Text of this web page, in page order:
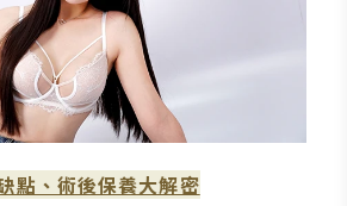
點、術後保養大解密